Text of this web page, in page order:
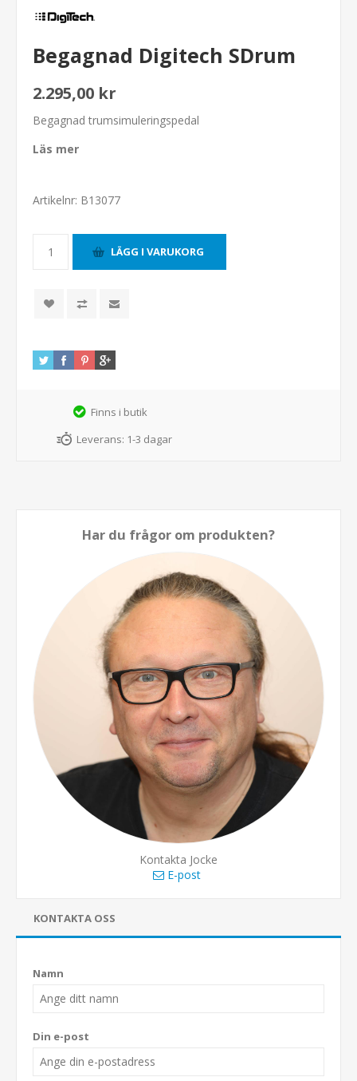
Begagnad Digitech SDrum
2.295,00 kr
Begagnad trumsimuleringspedal
Läs mer
Artikelnr: B13077
Finns i butik
Leverans: 1-3 dagar
Har du frågor om produkten?
Kontakta Jocke
E-post
KONTAKTA OSS
Namn
Din e-post